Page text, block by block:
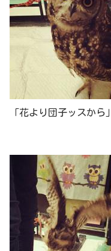
「花より団子ッスから」